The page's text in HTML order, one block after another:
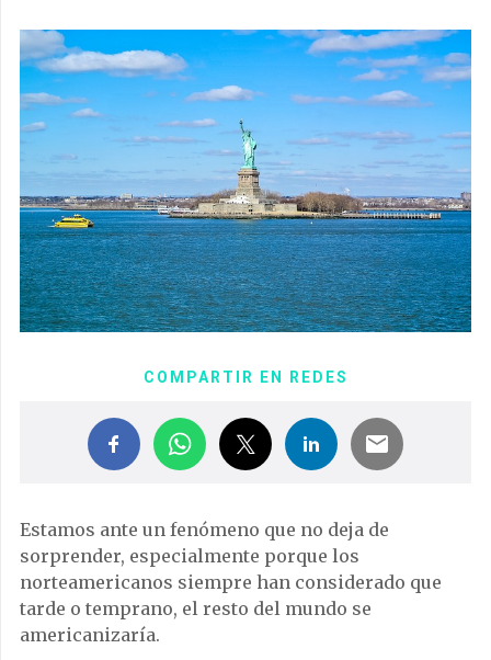
COMPARTIR EN REDES
Estamos ante un fenómeno que no deja de
sorprender, especialmente porque los
norteamericanos siempre han considerado que
tarde o temprano, el resto del mundo se
americanizaría.